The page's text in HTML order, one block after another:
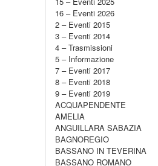
16 – Eventi 2026
2 – Eventi 2015
3 – Eventi 2014
4 – Trasmissioni
5 – Informazione
7 – Eventi 2017
8 – Eventi 2018
9 – Eventi 2019
ACQUAPENDENTE
AMELIA
ANGUILLARA SABAZIA
BAGNOREGIO
BASSANO IN TEVERINA
BASSANO ROMANO